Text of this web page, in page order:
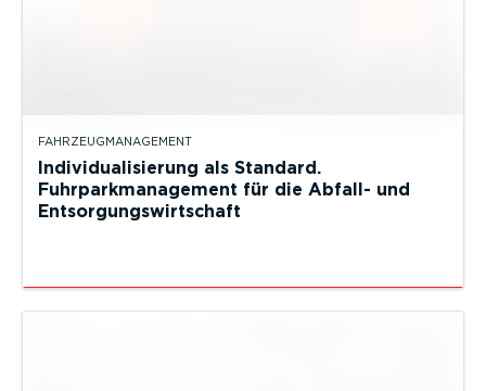
FAHRZEUGMANAGEMENT
Individualisierung als Standard.
Fuhrparkmanagement für die Abfall- und
Entsorgungswirtschaft